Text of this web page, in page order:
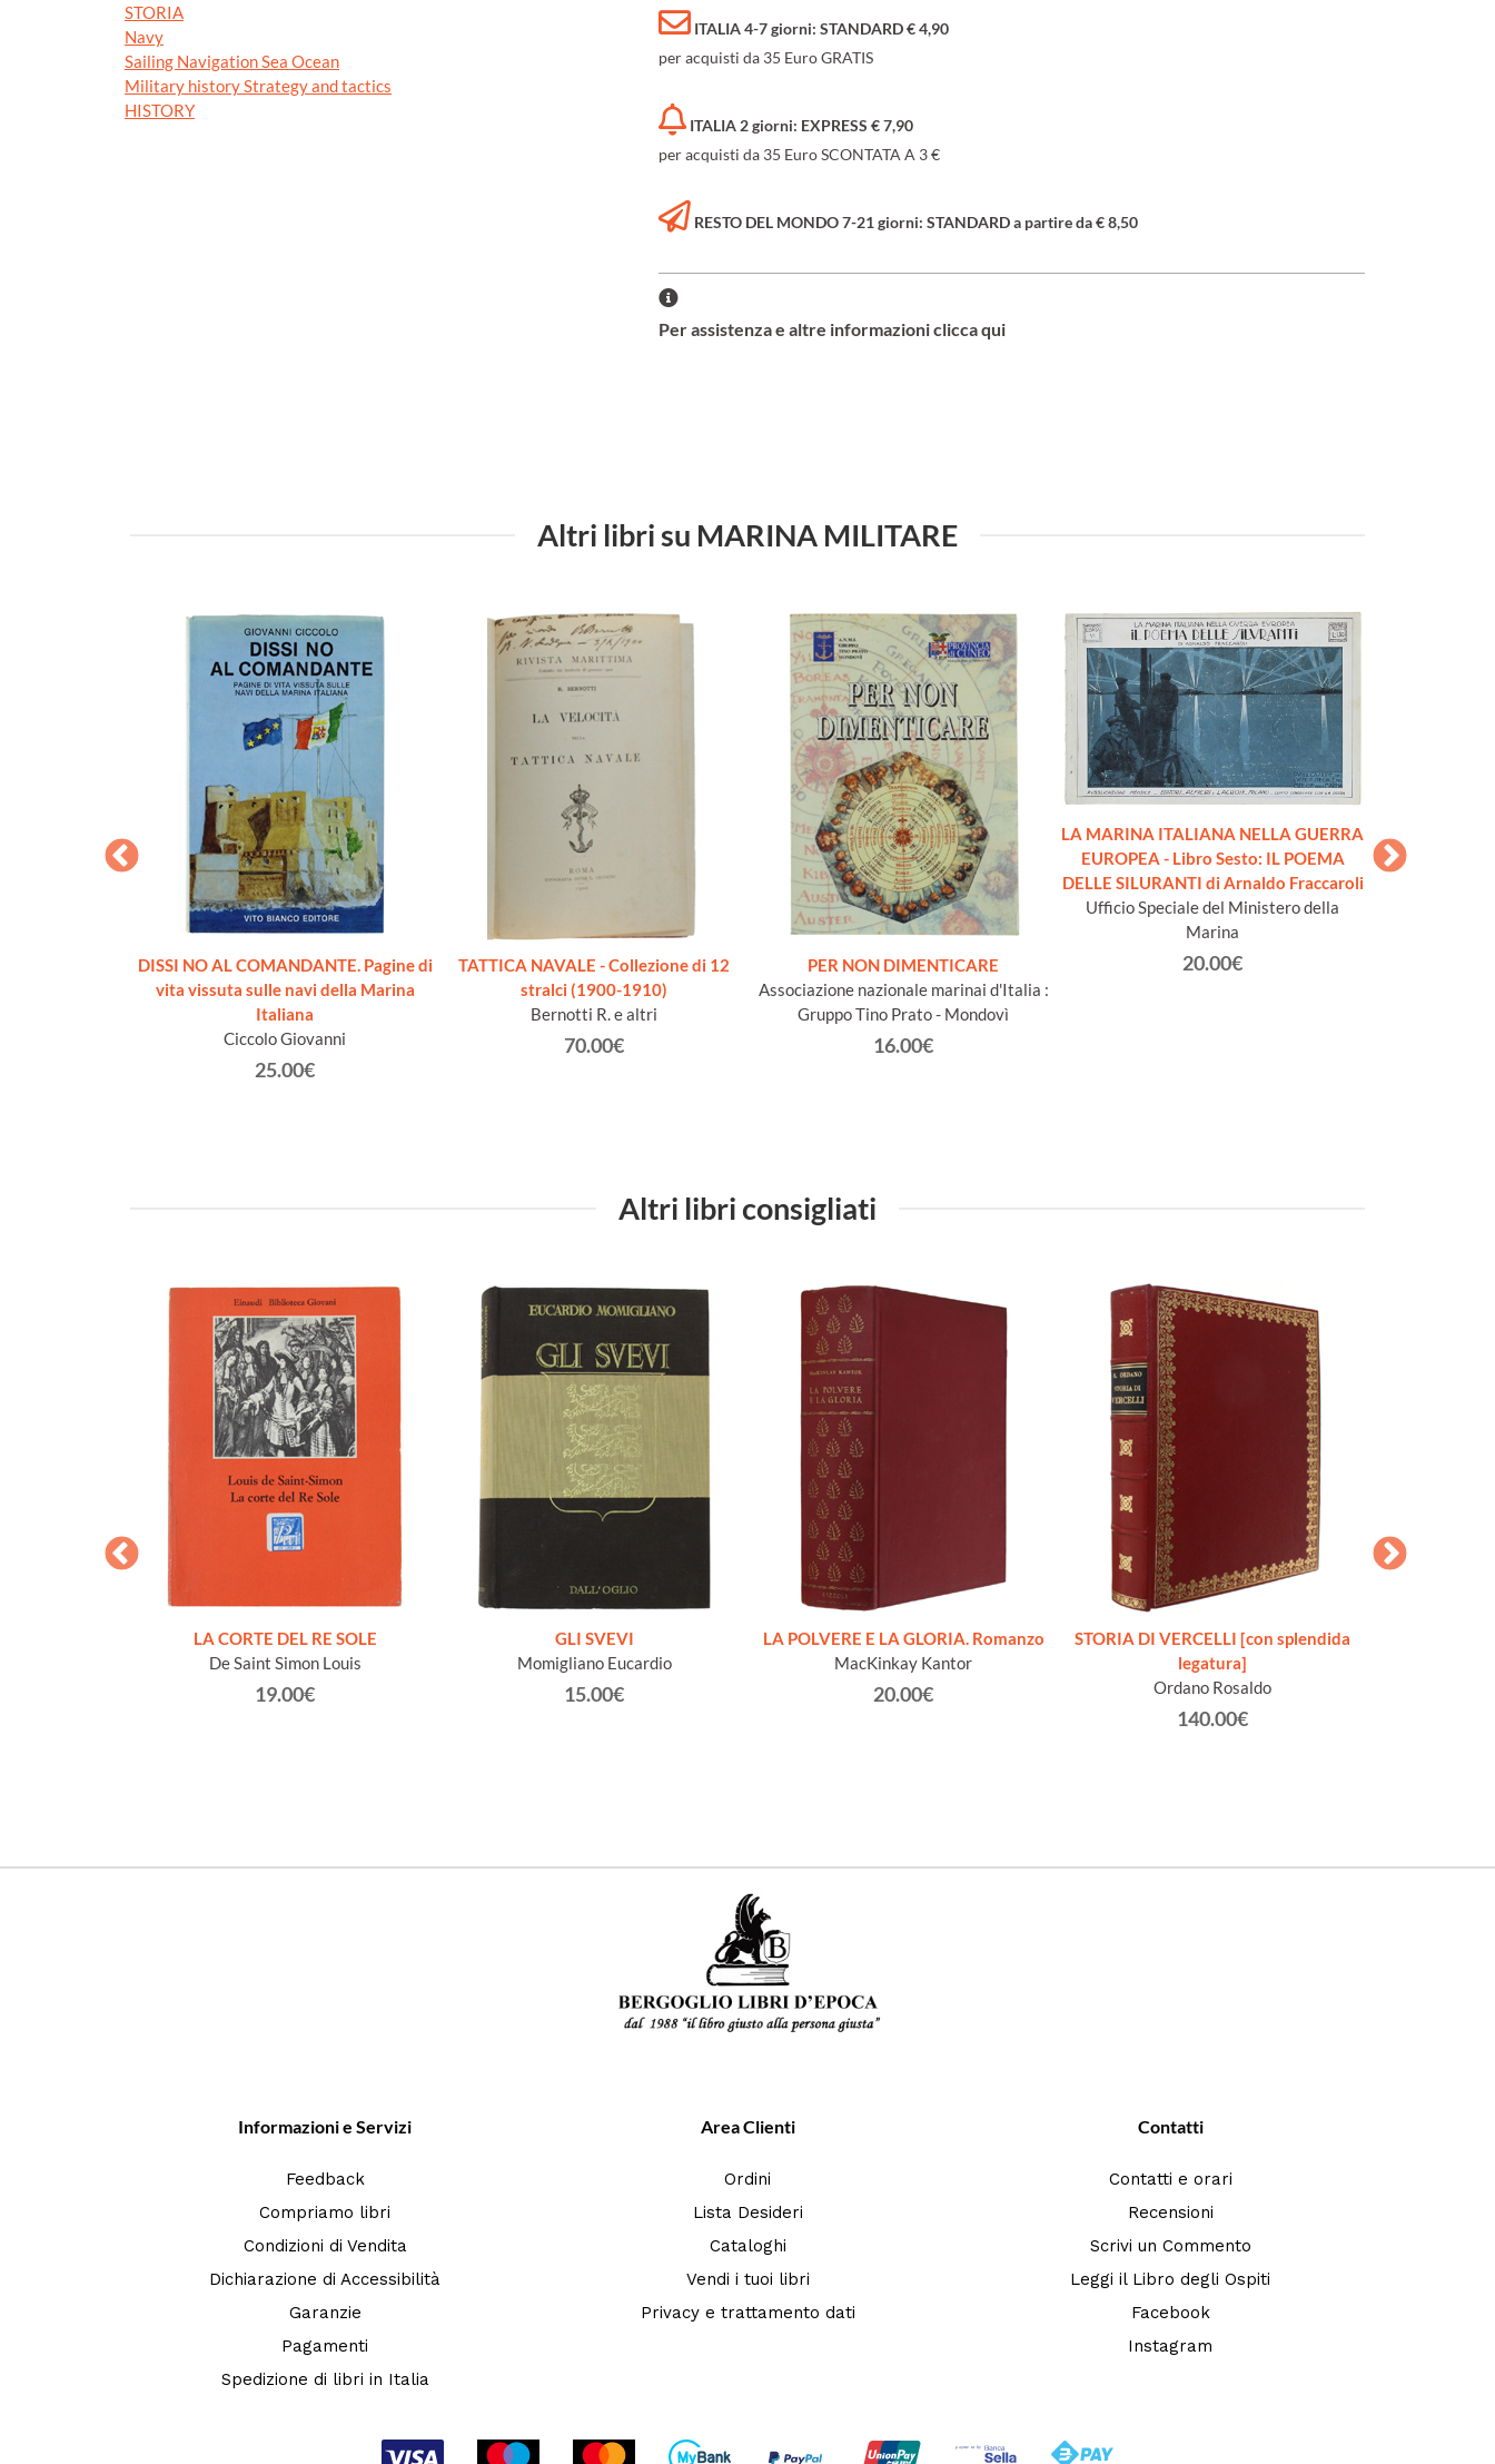
STORIA
Navy
Sailing Navigation Sea Ocean
Military history Strategy and tactics
HISTORY
ITALIA 4-7 giorni: STANDARD € 4,90
per acquisti da 35 Euro GRATIS
ITALIA 2 giorni: EXPRESS € 7,90
per acquisti da 35 Euro SCONTATA A 3 €
RESTO DEL MONDO 7-21 giorni: STANDARD a partire da € 8,50
Per assistenza e altre informazioni clicca qui
Altri libri su MARINA MILITARE
DISSI NO AL COMANDANTE. Pagine di
vita vissuta sulle navi della Marina
Italiana
Ciccolo Giovanni
25.00€
TATTICA NAVALE - Collezione di 12
stralci (1900-1910)
Bernotti R. e altri
70.00€
PER NON DIMENTICARE
Associazione nazionale marinai d'Italia :
Gruppo Tino Prato - Mondovì
16.00€
LA MARINA ITALIANA NELLA GUERRA
EUROPEA - Libro Sesto: IL POEMA
DELLE SILURANTI di Arnaldo Fraccaroli
Ufficio Speciale del Ministero della
Marina
20.00€
LA MARINA
EUROPEA
Altri libri consigliati
LA CORTE DEL RE SOLE
De Saint Simon Louis
19.00€
GLI SVEVI
Momigliano Eucardio
15.00€
LA POLVERE E LA GLORIA. Romanzo
MacKinkay Kantor
20.00€
STORIA DI VERCELLI [con splendida
legatura]
Ordano Rosaldo
140.00€
Informazioni e Servizi
Feedback
Compriamo libri
Condizioni di Vendita
Dichiarazione di Accessibilità
Garanzie
Pagamenti
Spedizione di libri in Italia
Area Clienti
Ordini
Lista Desideri
Cataloghi
Vendi i tuoi libri
Privacy e trattamento dati
Contatti
Contatti e orari
Recensioni
Scrivi un Commento
Leggi il Libro degli Ospiti
Facebook
Instagram